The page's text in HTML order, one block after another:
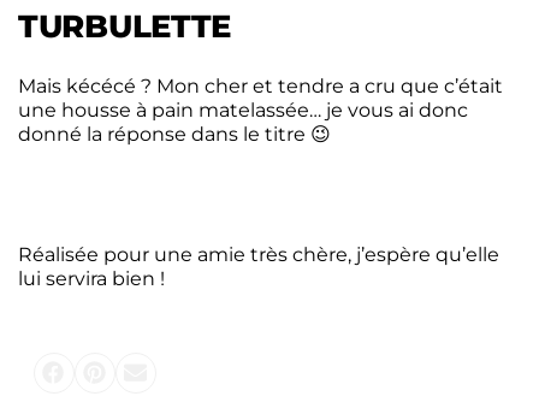
TURBULETTE
Mais kécécé ? Mon cher et tendre a cru que c’était
une housse à pain matelassée… je vous ai donc
donné la réponse dans le titre 😉
Réalisée pour une amie très chère, j’espère qu’elle
lui servira bien !